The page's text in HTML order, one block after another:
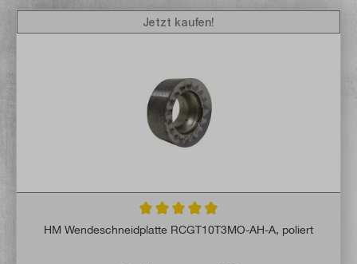
Durchschnittliche Bewertung von 4.9 von
HM Wendeschneidplatte RCGT10T3MO-AH-A, poliert
Jetzt kaufen!